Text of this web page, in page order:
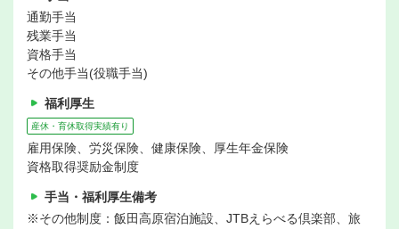
通勤手当
残業手当
資格手当
その他手当(役職手当)
福利厚生
産休・育休取得実績有り
雇用保険、労災保険、健康保険、厚生年金保険
資格取得奨励金制度
手当・福利厚生備考
※その他制度：飯田高原宿泊施設、JTBえらべる倶楽部、旅